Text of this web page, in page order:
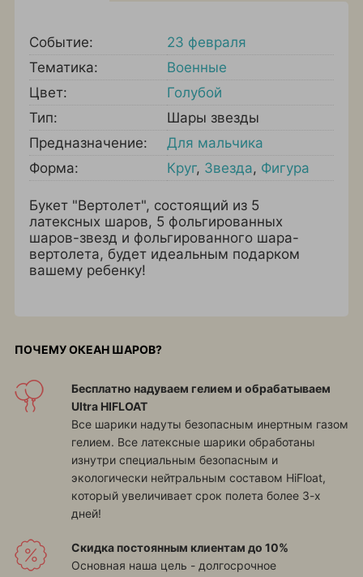
Событие:
23 февраля
Тематика:
Военные
Цвет:
Голубой
Тип:
Шары звезды
Предназначение:
Для мальчика
Форма:
Круг, Звезда, Фигура
Букет "Вертолет", состоящий из 5
латексных шаров, 5 фольгированных
шаров-звезд и фольгированного шара-
вертолета, будет идеальным подарком
вашему ребенку!
ПОЧЕМУ ОКЕАН ШАРОВ?
Бесплатно надуваем гелием и обрабатываем
Ultra HIFLOAT
Все шарики надуты безопасным инертным газом
гелием. Все латексные шарики обработаны
изнутри специальным безопасным и
экологически нейтральным составом HiFloat,
который увеличивает срок полета более 3-х
дней!
Скидка постоянным клиентам до 10%
Основная наша цель - долгосрочное